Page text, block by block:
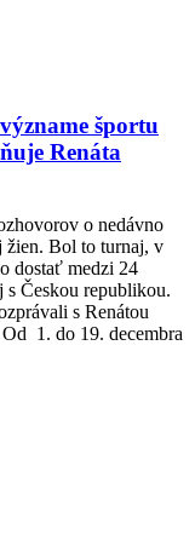
športu
Renáta
o nedávno
žien. Bol to turnaj, v
dostať medzi 24
Českou republikou.
s Renátou
1. do 19. decembra